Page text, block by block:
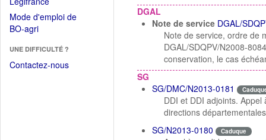
dans
une
fenêtre)
Mode d'emploi de
BO-agri(Ouvrir
une
nouvelle
UNE DIFFICULTÉ ?
Contactez-nous
DGAL
Note de service DGAL/
Note de service, ordre de
DGAL/SDQPV/N2008-
conservation, le cas
SG
SG/DMC/N2013-0181
DDI et DDI adjoints.
directions
SG/N2013-0180
Caduque